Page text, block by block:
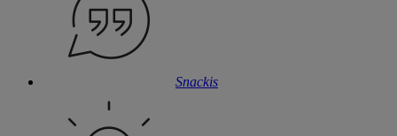
Snackis